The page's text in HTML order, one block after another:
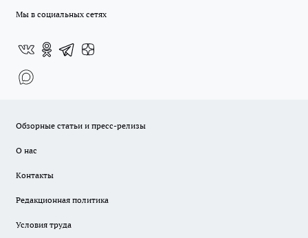
Мы в социальных сетях
Обзорные статьи и пресс-релизы
О нас
Контакты
Редакционная политика
Условия труда